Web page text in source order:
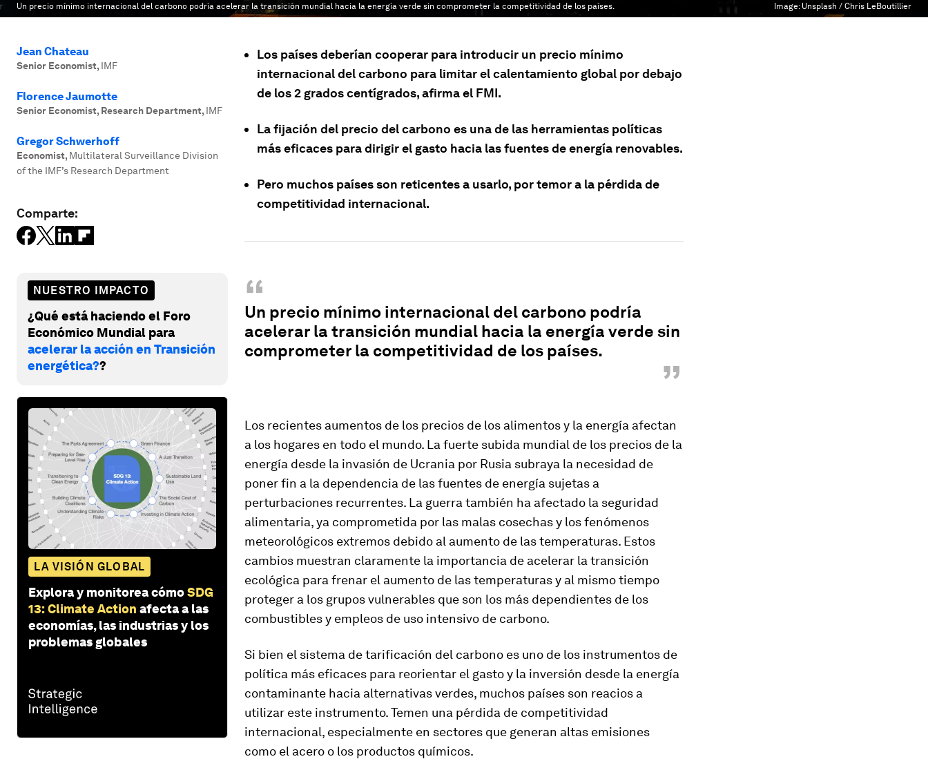
Un precio mínimo internacional del carbono podría acelerar la transición mundial hacia la energía verde sin comprometer la competitividad de los países. Image: Unsplash / Chris LeBoutillier
Jean Chateau
Senior Economist, IMF
Florence Jaumotte
Senior Economist, Research Department, IMF
Gregor Schwerhoff
Economist, Multilateral Surveillance Division
of the IMF’s Research Department
Comparte:
NUESTRO IMPACTO
¿Qué está haciendo el Foro
Económico Mundial para
acelerar la acción en Transición
energética??
LA VISIÓN GLOBAL
Explora y monitorea cómoSDG
13: Climate Action afecta a las
economías, las industrias y los
problemas globales
Los países deberían cooperar para introducir un precio mínimo
internacional del carbono para limitar el calentamiento global por debajo
de los 2 grados centígrados, afirma el FMI.
La fijación del precio del carbono es una de las herramientas políticas
más eficaces para dirigir el gasto hacia las fuentes de energía renovables.
Pero muchos países son reticentes a usarlo, por temor a la pérdida de
competitividad internacional.
“
Un precio mínimo internacional del carbono podría
acelerar la transición mundial hacia la energía verde sin
comprometer la competitividad de los países.
”
Los recientes aumentos de los precios de los alimentos y la energía afectan
a los hogares en todo el mundo. La fuerte subida mundial de los precios de la
energía desde la invasión de Ucrania por Rusia subraya la necesidad de
poner fin a la dependencia de las fuentes de energía sujetas a
perturbaciones recurrentes. La guerra también ha afectado la seguridad
alimentaria, ya comprometida por las malas cosechas y los fenómenos
meteorológicos extremos debido al aumento de las temperaturas. Estos
cambios muestran claramente la importancia de acelerar la transición
ecológica para frenar el aumento de las temperaturas y al mismo tiempo
proteger a los grupos vulnerables que son los más dependientes de los
combustibles y empleos de uso intensivo de carbono.
Si bien el sistema de tarificación del carbono es uno de los instrumentos de
política más eficaces para reorientar el gasto y la inversión desde la energía
contaminante hacia alternativas verdes, muchos países son reacios a
utilizar este instrumento. Temen una pérdida de competitividad
internacional, especialmente en sectores que generan altas emisiones
como el acero o los productos químicos.